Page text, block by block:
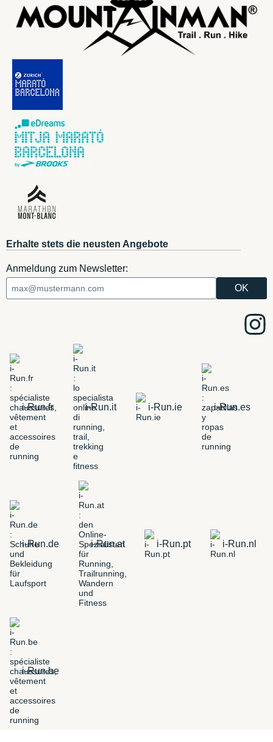
Erhalte stets die neusten Angebote
Anmeldung zum Newsletter:
i-Run.fr i-Run.it i-Run.ie i-Run.es
i-Run.de i-Run.at i-Run.pt i-Run.nl
i-Run.be